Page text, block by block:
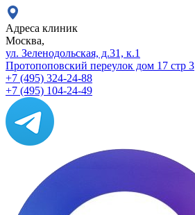
Адреса клиник
Москва,
ул. Зеленодольская, д.31, к.1
Протопоповский переулок дом 17 стр 3
+7 (495) 324-24-88
+7 (495) 104-24-49